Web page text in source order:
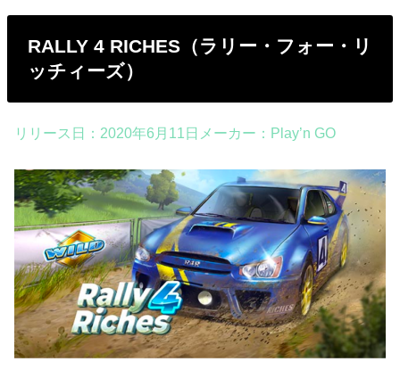
RALLY 4 RICHES（ラリー・フォー・リ
ッチィーズ）
リリース日：2020年6月11日メーカー：Play’n GO